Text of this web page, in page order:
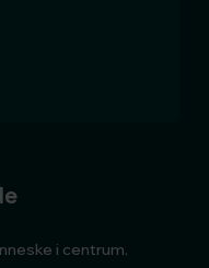
i centrum.